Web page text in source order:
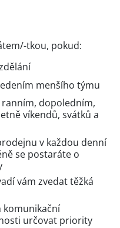
tkou, pokud:
menšího týmu
dopoledním,
víkendů, svátků a
v každou denní
se postaráte o
vám zvedat těžká
komunikační
určovat priority